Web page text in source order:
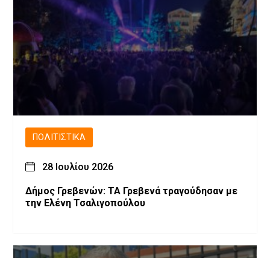
ΠΟΛΙΤΙΣΤΙΚΆ
28 Ιουλίου 2026
Δήμος Γρεβενών: ΤΑ Γρεβενά τραγούδησαν με
την Ελένη Τσαλιγοπούλου